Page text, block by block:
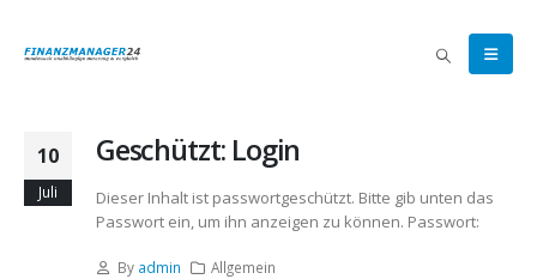
10
Juli
Geschützt: Login
Dieser Inhalt ist passwortgeschützt. Bitte gib unten das
Passwort ein, um ihn anzeigen zu können. Passwort:
By admin Allgemein